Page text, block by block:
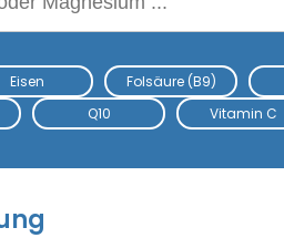
Eisen Folsäure (B9)
Q10 Vitamin C